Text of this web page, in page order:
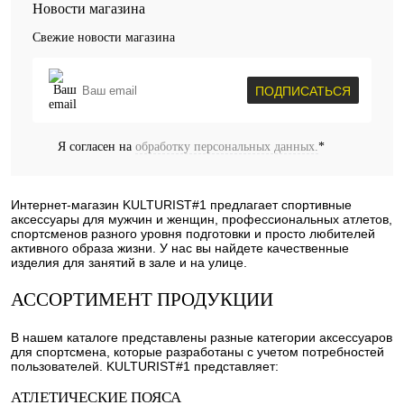
Новости магазина
Свежие новости магазина
ПОДПИСАТЬСЯ
Я согласен на обработку персональных данных. *
Интернет-магазин KULTURIST#1 предлагает спортивные
аксессуары для мужчин и женщин, профессиональных атлетов,
спортсменов разного уровня подготовки и просто любителей
активного образа жизни. У нас вы найдете качественные
изделия для занятий в зале и на улице.
АССОРТИМЕНТ ПРОДУКЦИИ
В нашем каталоге представлены разные категории аксессуаров
для спортсмена, которые разработаны с учетом потребностей
пользователей. KULTURIST#1 представляет:
АТЛЕТИЧЕСКИЕ ПОЯСА